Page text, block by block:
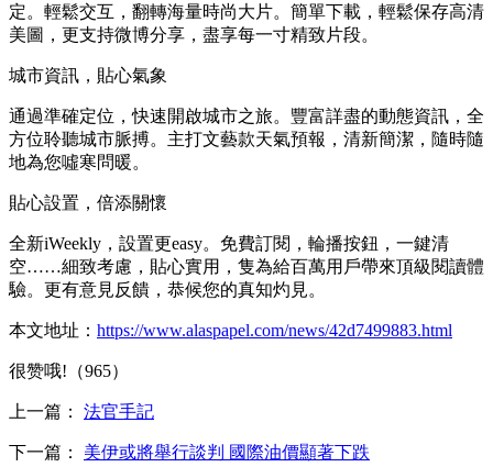
定。輕鬆交互，翻轉海量時尚大片。簡單下載，輕鬆保存高清
美圖，更支持微博分享，盡享每一寸精致片段。
城市資訊，貼心氣象
通過準確定位，快速開啟城市之旅。豐富詳盡的動態資訊，全
方位聆聽城市脈搏。主打文藝款天氣預報，清新簡潔，隨時隨
地為您噓寒問暖。
貼心設置，倍添關懷
全新iWeekly，設置更easy。免費訂閱，輪播按鈕，一鍵清
空……細致考慮，貼心實用，隻為給百萬用戶帶來頂級閱讀體
驗。更有意見反饋，恭候您的真知灼見。
本文地址： https://www.alaspapel.com/news/42d7499883.html
很赞哦!（965）
上一篇： 法官手記
下一篇： 美伊或將舉行談判 國際油價顯著下跌